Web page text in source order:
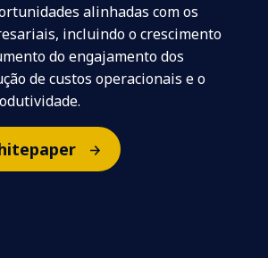
alinhadas com os
incluindo o crescimento
do engajamento dos
de custos operacionais e o